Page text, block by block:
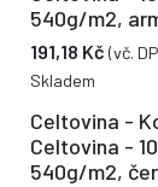
540g/m2,
191,18 Kč (vč.
Skladem
Celtovina -
Celtovina -
540g/m2,